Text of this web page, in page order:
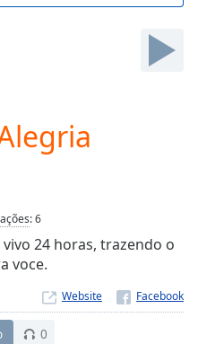
:6
24 horas, trazendo o
voce.
Website
0